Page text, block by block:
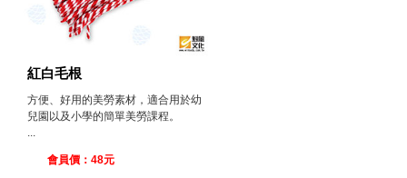
紅白毛根
方便、好用的美勞素材，適合用於幼
兒園以及小學的簡單美勞課程。
...
會員價：48元